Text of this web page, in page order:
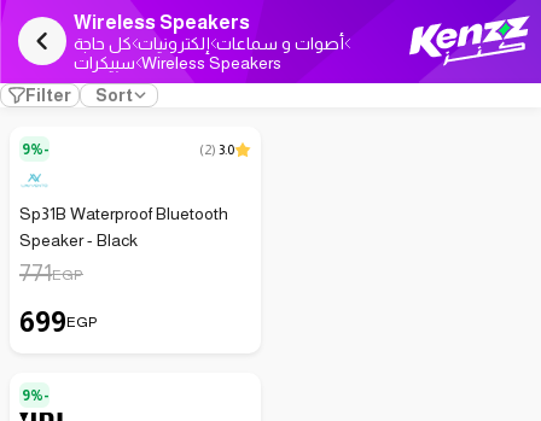
Wireless Speakers
كل حاجة إلكترونيات أصوات و سماعات
سبيكرات Wireless Speakers
Filter
Sort
9%- (2) 3.0
Sp31B Waterproof Bluetooth
Speaker - Black
771EGP
699EGP
9%-